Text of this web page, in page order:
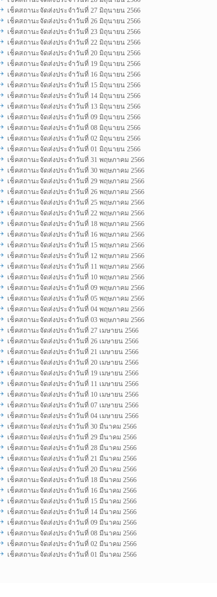
เช็คสถานะจัดส่งประจำวันที่ 27 มิถุนายน 2566
เช็คสถานะจัดส่งประจำวันที่ 26 มิถุนายน 2566
เช็คสถานะจัดส่งประจำวันที่ 23 มิถุนายน 2566
เช็คสถานะจัดส่งประจำวันที่ 22 มิถุนายน 2566
เช็คสถานะจัดส่งประจำวันที่ 20 มิถุนายน 2566
เช็คสถานะจัดส่งประจำวันที่ 19 มิถุนายน 2566
เช็คสถานะจัดส่งประจำวันที่ 16 มิถุนายน 2566
เช็คสถานะจัดส่งประจำวันที่ 15 มิถุนายน 2566
เช็คสถานะจัดส่งประจำวันที่ 14 มิถุนายน 2566
เช็คสถานะจัดส่งประจำวันที่ 13 มิถุนายน 2566
เช็คสถานะจัดส่งประจำวันที่ 09 มิถุนายน 2566
เช็คสถานะจัดส่งประจำวันที่ 08 มิถุนายน 2566
เช็คสถานะจัดส่งประจำวันที่ 02 มิถุนายน 2566
เช็คสถานะจัดส่งประจำวันที่ 01 มิถุนายน 2566
เช็คสถานะจัดส่งประจำวันที่ 31 พฤษภาคม 2566
เช็คสถานะจัดส่งประจำวันที่ 30 พฤษภาคม 2566
เช็คสถานะจัดส่งประจำวันที่ 29 พฤษภาคม 2566
เช็คสถานะจัดส่งประจำวันที่ 26 พฤษภาคม 2566
เช็คสถานะจัดส่งประจำวันที่ 25 พฤษภาคม 2566
เช็คสถานะจัดส่งประจำวันที่ 22 พฤษภาคม 2566
เช็คสถานะจัดส่งประจำวันที่ 18 พฤษภาคม 2566
เช็คสถานะจัดส่งประจำวันที่ 16 พฤษภาคม 2566
เช็คสถานะจัดส่งประจำวันที่ 15 พฤษภาคม 2566
เช็คสถานะจัดส่งประจำวันที่ 12 พฤษภาคม 2566
เช็คสถานะจัดส่งประจำวันที่ 11 พฤษภาคม 2566
เช็คสถานะจัดส่งประจำวันที่ 10 พฤษภาคม 2566
เช็คสถานะจัดส่งประจำวันที่ 09 พฤษภาคม 2566
เช็คสถานะจัดส่งประจำวันที่ 05 พฤษภาคม 2566
เช็คสถานะจัดส่งประจำวันที่ 04 พฤษภาคม 2566
เช็คสถานะจัดส่งประจำวันที่ 03 พฤษภาคม 2566
เช็คสถานะจัดส่งประจำวันที่ 27 เมษายน 2566
เช็คสถานะจัดส่งประจำวันที่ 26 เมษายน 2566
เช็คสถานะจัดส่งประจำวันที่ 21 เมษายน 2566
เช็คสถานะจัดส่งประจำวันที่ 20 เมษายน 2566
เช็คสถานะจัดส่งประจำวันที่ 19 เมษายน 2566
เช็คสถานะจัดส่งประจำวันที่ 11 เมษายน 2566
เช็คสถานะจัดส่งประจำวันที่ 10 เมษายน 2566
เช็คสถานะจัดส่งประจำวันที่ 07 เมษายน 2566
เช็คสถานะจัดส่งประจำวันที่ 04 เมษายน 2566
เช็คสถานะจัดส่งประจำวันที่ 30 มีนาคม 2566
เช็คสถานะจัดส่งประจำวันที่ 29 มีนาคม 2566
เช็คสถานะจัดส่งประจำวันที่ 28 มีนาคม 2566
เช็คสถานะจัดส่งประจำวันที่ 21 มีนาคม 2566
เช็คสถานะจัดส่งประจำวันที่ 20 มีนาคม 2566
เช็คสถานะจัดส่งประจำวันที่ 18 มีนาคม 2566
เช็คสถานะจัดส่งประจำวันที่ 16 มีนาคม 2566
เช็คสถานะจัดส่งประจำวันที่ 15 มีนาคม 2566
เช็คสถานะจัดส่งประจำวันที่ 14 มีนาคม 2566
เช็คสถานะจัดส่งประจำวันที่ 09 มีนาคม 2566
เช็คสถานะจัดส่งประจำวันที่ 08 มีนาคม 2566
เช็คสถานะจัดส่งประจำวันที่ 02 มีนาคม 2566
เช็คสถานะจัดส่งประจำวันที่ 01 มีนาคม 2566